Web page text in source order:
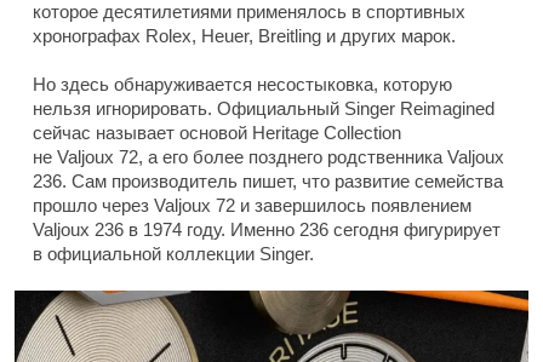
которое десятилетиями применялось в спортивных
хронографах Rolex, Heuer, Breitling и других марок.
Но здесь обнаруживается несостыковка, которую
нельзя игнорировать. Официальный Singer Reimagined
сейчас называет основой Heritage Collection
не Valjoux 72, а его более позднего родственника Valjoux
236. Сам производитель пишет, что развитие семейства
прошло через Valjoux 72 и завершилось появлением
Valjoux 236 в 1974 году. Именно 236 сегодня фигурирует
в официальной коллекции Singer.